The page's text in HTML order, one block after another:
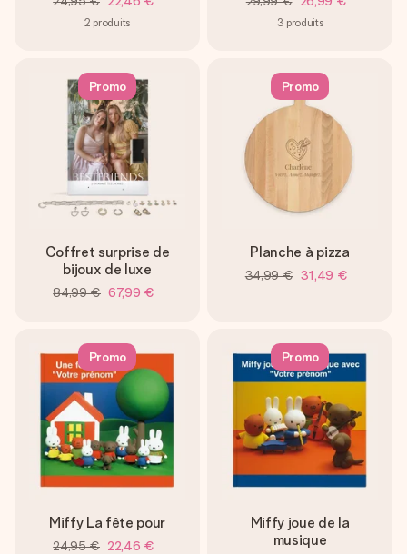
2 produits 3 produits
Promo
Coffret surprise de
bijoux de luxe
84,99 € 67,99 €
Promo
Planche à pizza
34,99 € 31,49 €
Promo
Miffy La fête pour
24,95 € 22,46 €
Promo
Miffy joue de la
musique